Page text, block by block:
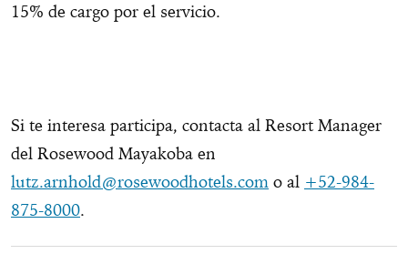
15% de cargo por el servicio.
Si te interesa participa, contacta al Resort Manager
del Rosewood Mayakoba en
lutz.arnhold@rosewoodhotels.com o al +52-984-
875-8000.